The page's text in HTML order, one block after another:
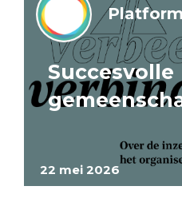
22 mei 2026
Succesvolle